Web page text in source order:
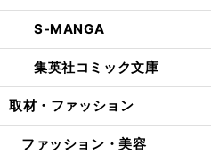
S-MANGA
集英社コミック文庫
取材・ファッション
ファッション・美容